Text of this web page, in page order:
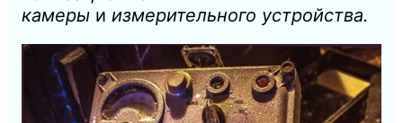
камеры и измерительного устройства.